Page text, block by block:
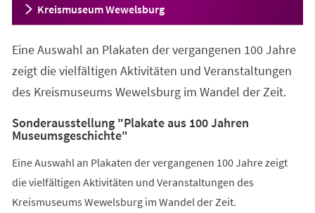
Kreismuseum Wewelsburg
Eine Auswahl an Plakaten der vergangenen 100 Jahre
zeigt die vielfältigen Aktivitäten und Veranstaltungen
des Kreismuseums Wewelsburg im Wandel der Zeit.
Sonderausstellung "Plakate aus 100 Jahren
Museumsgeschichte"
Eine Auswahl an Plakaten der vergangenen 100 Jahre zeigt
die vielfältigen Aktivitäten und Veranstaltungen des
Kreismuseums Wewelsburg im Wandel der Zeit.